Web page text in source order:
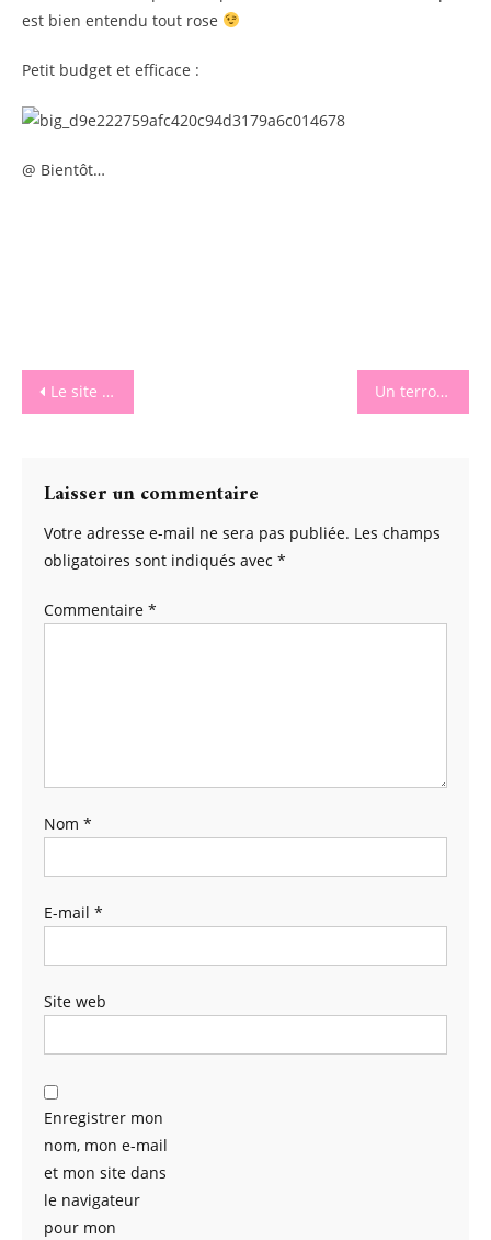
est bien entendu tout rose
Petit budget et efficace :
@ Bientôt…
Navigation
de
l’article
Le site idéal pour tous vos cadeaux ! Un terroir, une douceur, une gourmandise..
Laisser un commentaire
Votre adresse e-mail ne sera pas publiée. Les champs
obligatoires sont indiqués avec *
Commentaire *
Nom *
E-mail *
Site web
Enregistrer mon
nom, mon e-mail
et mon site dans
le navigateur
pour mon